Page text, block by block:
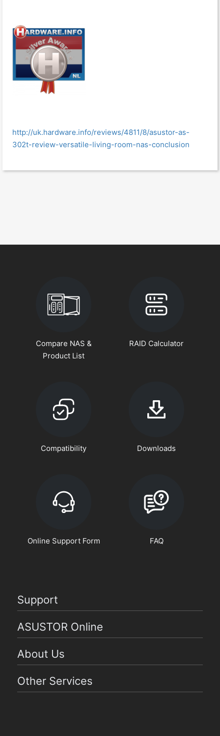
http://uk.hardware.info/reviews/4811/8/asustor-as-
302t-review-versatile-living-room-nas-conclusion
Compare NAS &
Product List
RAID Calculator
Compatibility Downloads
Online Support Form FAQ
Support
ASUSTOR Online
About Us
Other Services